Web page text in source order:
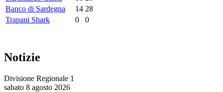
Banco di Sardegna
14 28
Trapani Shark
0 0
Notizie
Divisione Regionale 1
sabato 8 agosto 2026